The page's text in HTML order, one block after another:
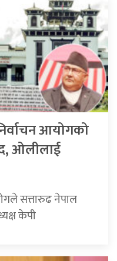
आयोगको
ओलीलाई
सत्तारुढ नेपाल
केपी